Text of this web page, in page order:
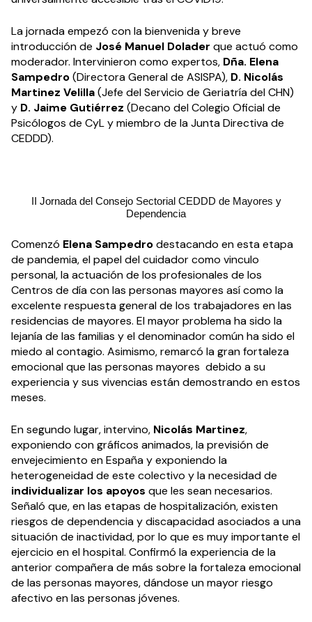
La jornada empezó con la bienvenida y breve
introducción de José Manuel Dolader que actuó como
moderador. Intervinieron como expertos, Dña. Elena
Sampedro(Directora General de ASISPA), D. Nicolás
Martinez Velilla(Jefe del Servicio de Geriatría del CHN)
y D. Jaime Gutiérrez (Decano del Colegio Oficial de
Psicólogos de CyL y miembro de la Junta Directiva de
CEDDD).
II Jornada del Consejo Sectorial CEDDD de Mayores y
Dependencia
Comenzó Elena Sampedrodestacando en esta etapa
de pandemia, el papel del cuidador como vinculo
personal, la actuación de los profesionales de los
Centros de día con las personas mayores así como la
excelente respuesta general de los trabajadores en las
residencias de mayores. El mayor problema ha sido la
lejanía de las familias y el denominador común ha sido el
miedo al contagio. Asimismo, remarcó la gran fortaleza
emocional que las personas mayores debido a su
experiencia y sus vivencias están demostrando en estos
meses.
En segundo lugar, intervino, Nicolás Martinez,
exponiendo con gráficos animados, la previsión de
envejecimiento en España y exponiendo la
heterogeneidad de este colectivo y la necesidad de
individualizar los apoyos que les sean necesarios.
Señaló que, en las etapas de hospitalización, existen
riesgos de dependencia y discapacidad asociados a una
situación de inactividad, por lo que es muy importante el
ejercicio en el hospital. Confirmó la experiencia de la
anterior compañera de más sobre la fortaleza emocional
de las personas mayores, dándose un mayor riesgo
afectivo en las personas jóvenes.